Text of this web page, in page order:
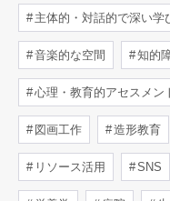
主体的・対話的で深い学
音楽的な空間 知的
心理・教育的アセスメン
図画工作 造形教育
リソース活用 SNS